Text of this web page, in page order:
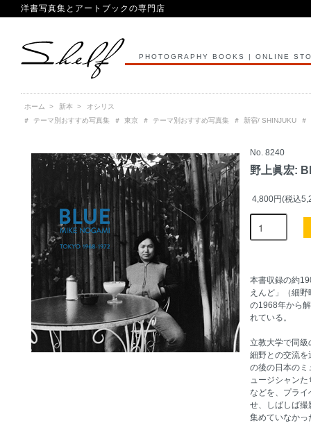
洋書写真集とアートブックの専門店
PHOTOGRAPHY BOOKS | ONLINE
ホーム > 新本 >
オシリス
＃
テーマ別おすすめ写真集＃ 東京＃ テーマ別おすすめ写真集＃ 新宿/ SHINJUKU＃
No. 8240
野上眞宏:
4,800円(税込
本書収録の約
えんど」（細
の1968年から
れている。
立教大学で同級
細野との交流を
の後の日本のミ
ュージシャン
などを、プラ
せ、しばしば撮
集めていなかっ